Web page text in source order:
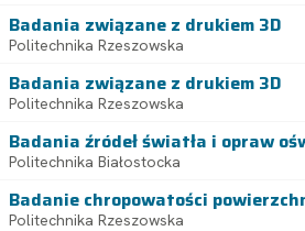
Badania związane z drukiem 3D
Politechnika Rzeszowska
Badania związane z drukiem 3D
Politechnika Rzeszowska
Badania źródeł światła i opraw
Politechnika Białostocka
Badanie chropowatości
Politechnika Rzeszowska